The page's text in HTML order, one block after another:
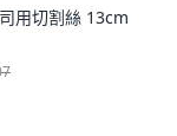
用切割絲 13cm